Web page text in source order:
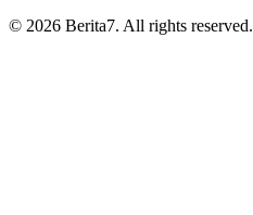
© 2026 Berita7. All rights reserved.